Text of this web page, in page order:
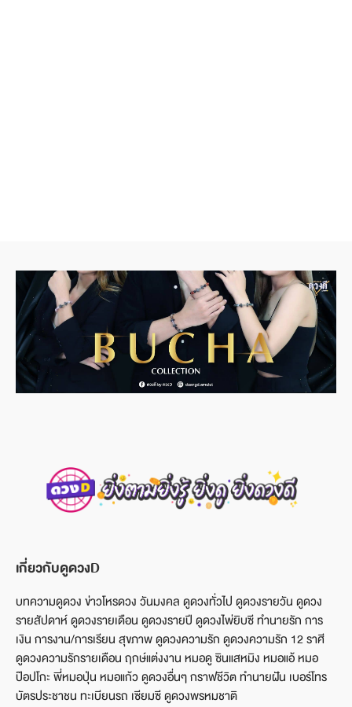
เกี่ยวกับดูดวงD
บทความดูดวง ข่าวโหรดวง วันมงคล ดูดวงทั่วไป ดูดวงรายวัน ดูดวง
รายสัปดาห์ ดูดวงรายเดือน ดูดวงรายปี ดูดวงไพ่ยิบซี ทำนายรัก การ
เงิน การงาน/การเรียน สุขภาพ ดูดวงความรัก ดูดวงความรัก 12 ราศี
ดูดวงความรักรายเดือน ฤกษ์แต่งงาน หมอดู ซินแสหมิง หมอแอ้ หมอ
ป๊อปโกะ พี่หมอปุ่น หมอแก้ว ดูดวงอื่นๆ กราฟชีวิต ทำนายฝัน เบอร์โทร
บัตรประชาชน ทะเบียนรถ เซียมซี ดูดวงพรหมชาติ